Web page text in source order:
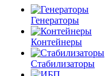
Генераторы
Контейнеры
Стабилизаторы